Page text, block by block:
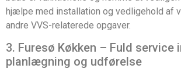
hjælpe med installation og vedligehold af
andre VVS-relaterede opgaver.
3. Furesø Køkken – Fuld service
planlægning og udførelse